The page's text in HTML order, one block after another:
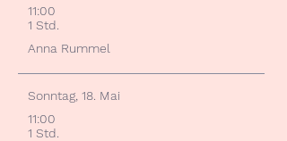
11:00
1 Std.​
Anna Rummel
Sonntag, 18. Mai
11:00
1 Std.​